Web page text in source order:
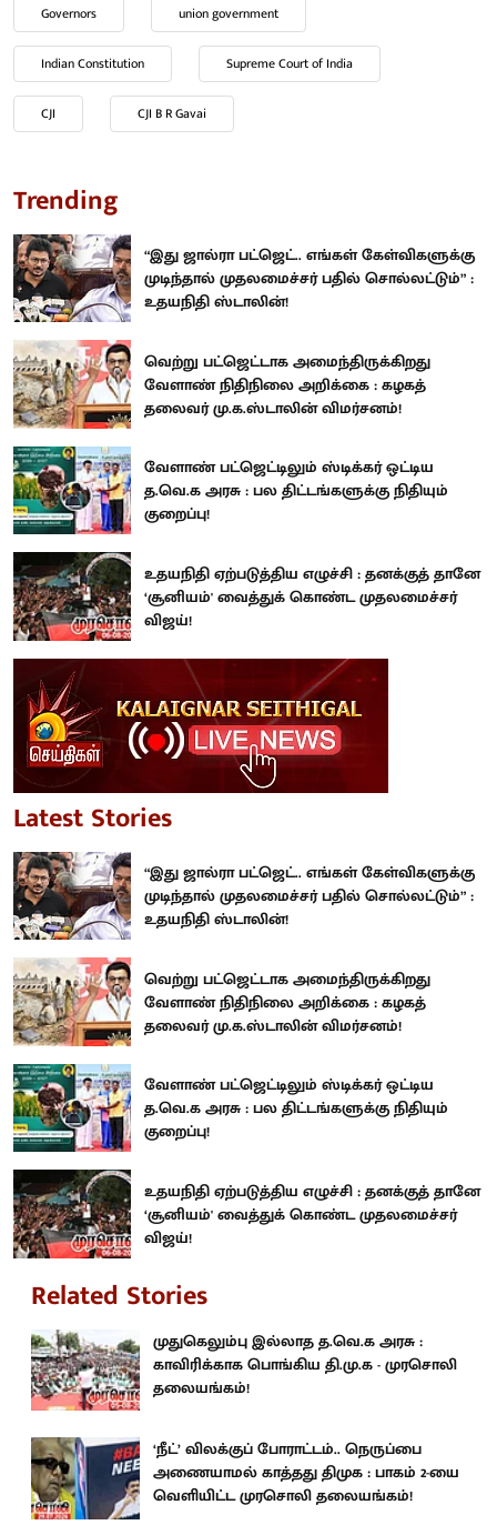
Governors union government
Indian Constitution Supreme Court of India
CJI CJI B R Gavai
Trending
“இது ஜால்ரா பட்ஜெட்.. எங்கள் கேள்விகளுக்கு
முடிந்தால் முதலமைச்சர் பதில் சொல்லட்டும்” :
உதயநிதி ஸ்டாலின்!
வெற்று பட்ஜெட்டாக அமைந்திருக்கிறது
வேளாண் நிதிநிலை அறிக்கை : கழகத்
தலைவர் மு.க.ஸ்டாலின் விமர்சனம்!
வேளாண் பட்ஜெட்டிலும் ஸ்டிக்கர் ஒட்டிய
த.வெ.க அரசு : பல திட்டங்களுக்கு நிதியும்
குறைப்பு!
உதயநிதி ஏற்படுத்திய எழுச்சி : தனக்குத் தானே
‘சூனியம்' வைத்துக் கொண்ட முதலமைச்சர்
விஜய்!
Latest Stories
“இது ஜால்ரா பட்ஜெட்.. எங்கள் கேள்விகளுக்கு
முடிந்தால் முதலமைச்சர் பதில் சொல்லட்டும்” :
உதயநிதி ஸ்டாலின்!
வெற்று பட்ஜெட்டாக அமைந்திருக்கிறது
வேளாண் நிதிநிலை அறிக்கை : கழகத்
தலைவர் மு.க.ஸ்டாலின் விமர்சனம்!
வேளாண் பட்ஜெட்டிலும் ஸ்டிக்கர் ஒட்டிய
த.வெ.க அரசு : பல திட்டங்களுக்கு நிதியும்
குறைப்பு!
உதயநிதி ஏற்படுத்திய எழுச்சி : தனக்குத் தானே
‘சூனியம்' வைத்துக் கொண்ட முதலமைச்சர்
விஜய்!
Related Stories
முதுகெலும்பு இல்லாத த.வெ.க அரசு :
காவிரிக்காக பொங்கிய தி.மு.க - முரசொலி
தலையங்கம்!
‘நீட்’ விலக்குப் போராட்டம்.. நெருப்பை
அணையாமல் காத்தது திமுக : பாகம் 2-யை
வெளியிட்ட முரசொலி தலையங்கம்!